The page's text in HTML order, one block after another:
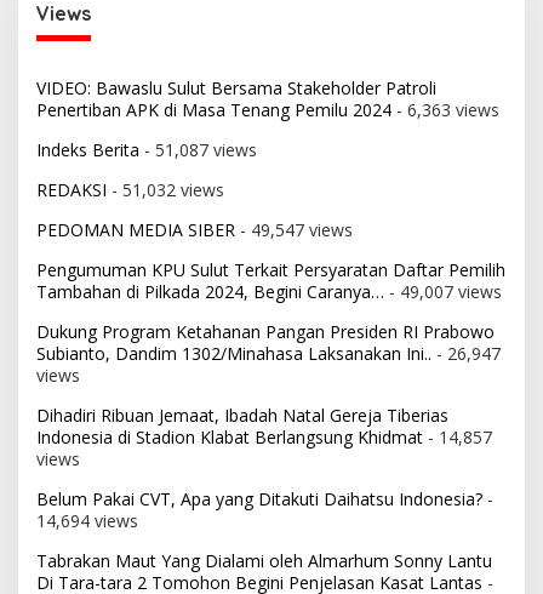
Views
VIDEO: Bawaslu Sulut Bersama Stakeholder Patroli
Penertiban APK di Masa Tenang Pemilu 2024 - 6,363 views
Indeks Berita - 51,087 views
REDAKSI - 51,032 views
PEDOMAN MEDIA SIBER - 49,547 views
Pengumuman KPU Sulut Terkait Persyaratan Daftar Pemilih
Tambahan di Pilkada 2024, Begini Caranya… - 49,007 views
Dukung Program Ketahanan Pangan Presiden RI Prabowo
Subianto, Dandim 1302/Minahasa Laksanakan Ini.. - 26,947
views
Dihadiri Ribuan Jemaat, Ibadah Natal Gereja Tiberias
Indonesia di Stadion Klabat Berlangsung Khidmat - 14,857
views
Belum Pakai CVT, Apa yang Ditakuti Daihatsu Indonesia? -
14,694 views
Tabrakan Maut Yang Dialami oleh Almarhum Sonny Lantu
Di Tara-tara 2 Tomohon Begini Penjelasan Kasat Lantas -